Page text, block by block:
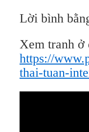
Lời bình
Xem tranh ở
https://
thai-tuan-